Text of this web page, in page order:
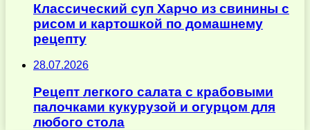
Классический суп Харчо из свинины с
рисом и картошкой по домашнему
рецепту
28.07.2026
Рецепт легкого салата с крабовыми
палочками кукурузой и огурцом для
любого стола